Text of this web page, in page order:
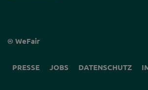
PRESSE JOBS DATENSCHUTZ